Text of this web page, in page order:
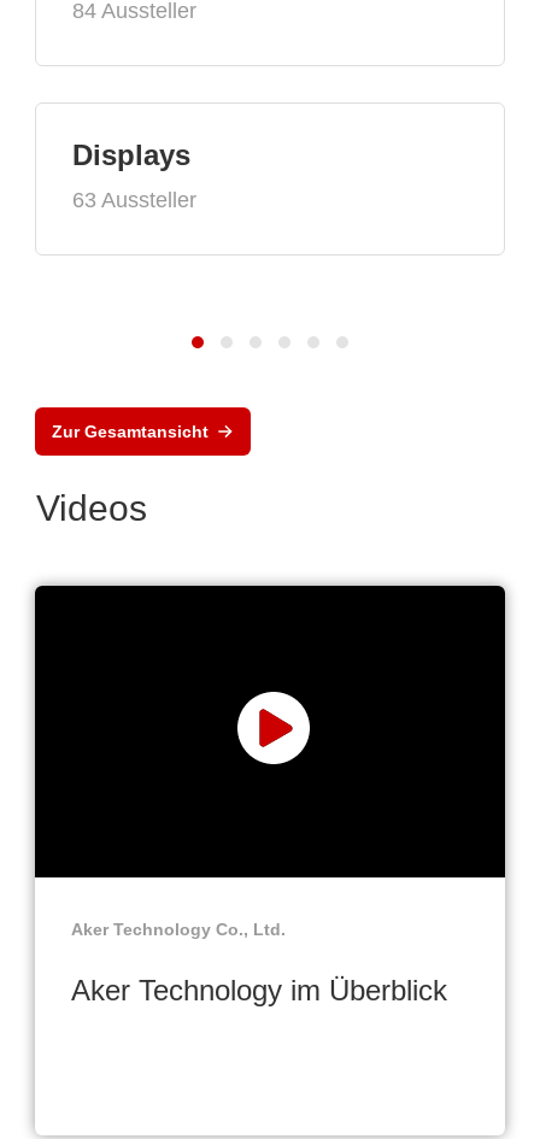
84 Aussteller
Displays
63 Aussteller
Zur Gesamtansicht
Videos
Aker Technology Co., Ltd.
Aker Technology im Überblick